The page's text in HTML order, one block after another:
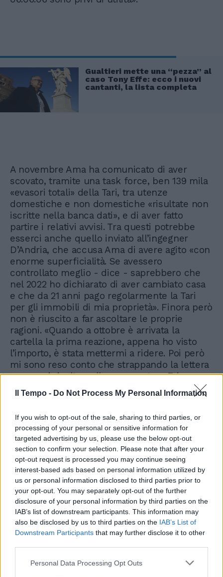
Il Tempo - Do Not Process My Personal Information
If you wish to opt-out of the sale, sharing to third parties, or
processing of your personal or sensitive information for
targeted advertising by us, please use the below opt-out
section to confirm your selection. Please note that after your
opt-out request is processed you may continue seeing
interest-based ads based on personal information utilized by
us or personal information disclosed to third parties prior to
your opt-out. You may separately opt-out of the further
disclosure of your personal information by third parties on the
IAB’s list of downstream participants. This information may
also be disclosed by us to third parties on the IAB’s List of
Downstream Participants that may further disclose it to other
Personal Data Processing Opt Outs
Gualtieri mette una “pezza” al
caso Tony Effe: ecco i nuovi
cantanti, la lista completa
A novembre Ama ha comunicato di aver
scovato, tramite una task force, ben 139 mila
«evasori totali» della Tari, tra utenze
domestiche e non domestiche «risultate non
iscritte nella banca dati», e di aver fatto
partire i relativi avvisi. Tra questi potrebbe
esserci anche quello inviato all’ingegner
D’Andria, che accusa Ama di avere agito «con
enorme superficialità. Se avessero
controllato meglio - dice - saprebbero che
nel 2022 ho dichiarato di aver cambiato casa
e che da 21 anni pago regolarmente la Tari
per gli immobili di mia proprietà». Finora però
non è riuscito a far ascoltare le proprie
ragioni. «Quando a ottobre è arrivata la
cartella la prima reazione, appena ho visto
l’importo, è stata mettermi a ridere. Poi però
mi sono reso conto che strappando la lettera
non avrei risolto nulla - racconta -. Ed
eccomi qua, costretto a fare ricorso per farla
annullare. Perché oltretutto non ho neanche